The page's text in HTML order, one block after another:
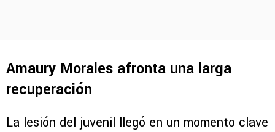
Amaury Morales afronta una larga
recuperación
La lesión del juvenil llegó en un momento clave